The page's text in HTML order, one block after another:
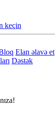
keçin
Elan əlavə et
Dəstək